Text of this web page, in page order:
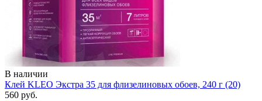
В наличии
Клей KLEO Экстра 35 для флизелиновых обоев, 240 г (20)
560 руб.